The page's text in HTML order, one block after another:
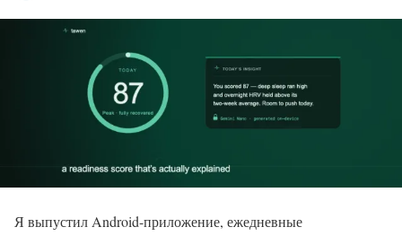
Я выпустил Android-приложение, ежедневные